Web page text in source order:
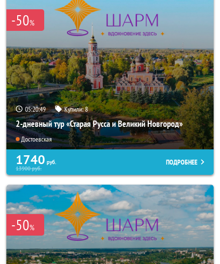
-50%
05:20:48 Купили:8
2-дневный тур «Старая Русса и Великий Новгород»
Достоевская
1740 руб.
13900руб.
ПОДРОБНЕЕ
-50%